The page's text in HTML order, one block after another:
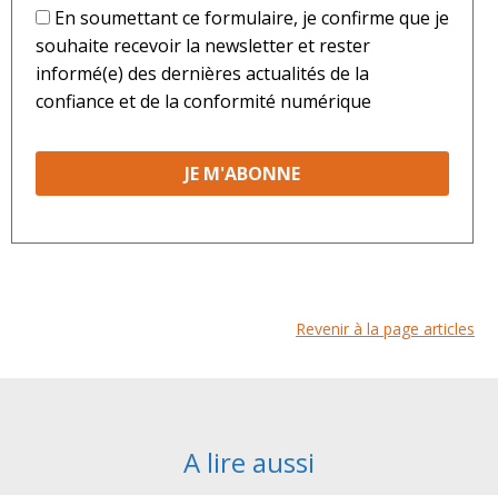
* En soumettant ce formulaire, je confirme que je
souhaite recevoir la newsletter et rester
informé(e) des dernières actualités de la
confiance et de la conformité numérique
Revenir à la page articles
A lire aussi